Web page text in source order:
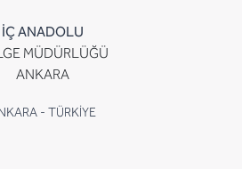
İÇ ANADOLU
MÜDÜRLÜĞÜ
ANKARA
- TÜRKİYE